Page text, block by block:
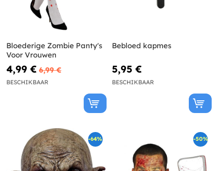
Bloederige Zombie Panty's
Voor Vrouwen
4,99 € 6,99 €
BESCHIKBAAR
Bebloed kapmes
5,95 €
BESCHIKBAAR
-64% -50%